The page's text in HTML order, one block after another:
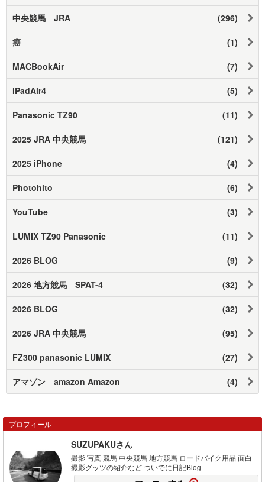
中央競馬 JRA (296)
癌 (1)
MACBookAir (7)
iPadAir4 (5)
Panasonic TZ90 (11)
2025 JRA 中央競馬 (121)
2025 iPhone (4)
Photohito (6)
YouTube (3)
LUMIX TZ90 Panasonic (11)
2026 BLOG (9)
2026 地方競馬 SPAT-4 (32)
2026 BLOG (32)
2026 JRA 中央競馬 (95)
FZ300 panasonic LUMIX (27)
アマゾン amazon Amazon (4)
プロフィール
SUZUPAKUさん
撮影 写真 競馬 中央競馬 地方競馬 ロードバイク用品 面白
撮影グッツの紹介など ついでに日記Blog